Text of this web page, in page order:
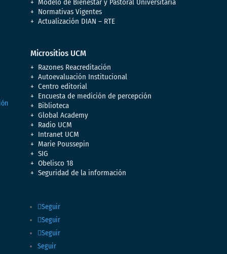
Modelo de Bienestar y Pastoral Universitaria
Normativas Vigentes
Actualización DIAN – RTE
Micrositios UCM
Razones Reacreditación
Autoevaluación Institucional
Centro editorial
Encuesta de medición de percepción
Biblioteca
Global Academy
Radio UCM
Intranet UCM
Marie Poussepin
SIG
Obelisco 18
Seguridad de la información
Seguir
Seguir
Seguir
Seguir